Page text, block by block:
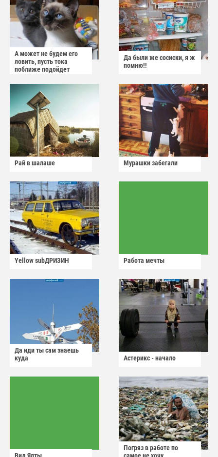
А может не будем его
ловить, пусть тока
поближе подойдет
Да были же сосиски, я ж
помню!!
Рай в шалаше Мурашки забегали
Yellow subДРИЗИН Работа мечты
Да иди ты сам знаешь
куда
Астерикс - начало
Погряз в работе по